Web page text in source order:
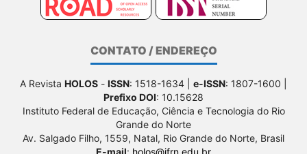
CONTATO / ENDEREÇO
A Revista HOLOS - ISSN: 1518-1634 | e-ISSN: 1807-1600 |
Prefixo DOI: 10.15628
Instituto Federal de Educação, Ciência e Tecnologia do Rio
Grande do Norte
Av. Salgado Filho, 1559, Natal, Rio Grande do Norte, Brasil